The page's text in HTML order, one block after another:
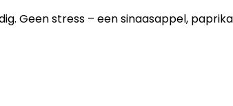
Geen stress – een sinaasappel,